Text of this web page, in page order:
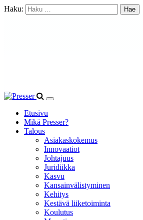
Haku:
Etusivu
Mikä Presser?
Talous
Asiakaskokemus
Innovaatiot
Johtajuus
Juridiikka
Kasvu
Kansainvälistyminen
Kehitys
Kestävä liiketoiminta
Koulutus